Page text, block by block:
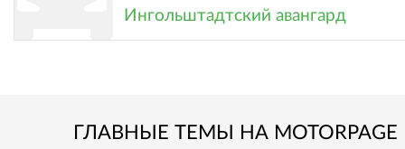
Ингольштадтский авангард
ГЛАВНЫЕ ТЕМЫ НА MOTORPAGE